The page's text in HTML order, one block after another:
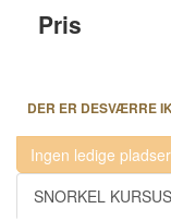
Pris
DER ER DESVÆRRE
Ingen ledige pladser
SNORKEL KURSUS